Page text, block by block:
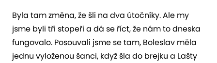
Byla tam změna, že šli na dva útočníky. Ale my
jsme byli tři stopeři a dá se říct, že nám to dneska
fungovalo. Posouvali jsme se tam, Boleslav měla
jednu vyloženou šanci, když šla do brejku a Lašty